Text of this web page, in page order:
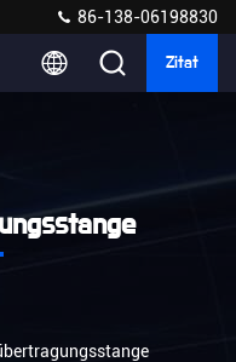
86-138-06198830
Zitat